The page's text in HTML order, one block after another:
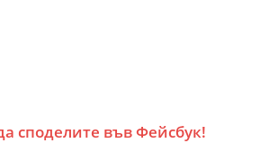
споделите във Фейсбук!